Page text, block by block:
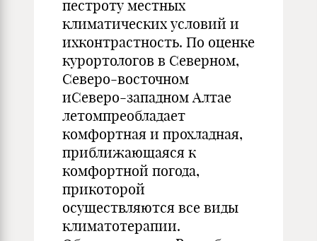
пестроту местных
климатических условий и
ихконтрастность. По оценке
курортологов в Северном,
Северо-восточном
иСеверо-западном Алтае
летомпреобладает
комфортная и прохладная,
приближающаяся к
комфортной погода,
прикоторой
осуществляются все виды
климатотерапии.